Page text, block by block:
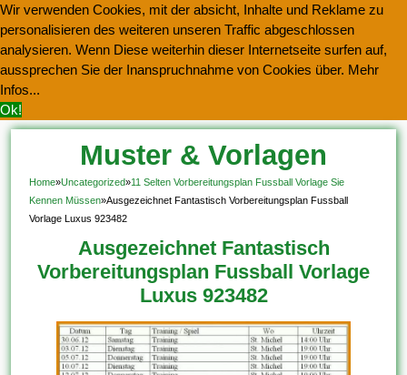
Wir verwenden Cookies, mit der absicht, Inhalte und Reklame zu
personalisieren des weiteren unseren Traffic abgeschlossen
analysieren. Wenn Diese weiterhin dieser Internetseite surfen auf,
aussprechen Sie der Inanspruchnahme von Cookies über. Mehr
Infos...
Ok!
Muster & Vorlagen
Kostenlos Herunterladen
Home»Uncategorized»11 Selten Vorbereitungsplan Fussball Vorlage Sie
Kennen Müssen»Ausgezeichnet Fantastisch Vorbereitungsplan Fussball
Vorlage Luxus 923482
Ausgezeichnet Fantastisch
Vorbereitungsplan Fussball Vorlage
Luxus 923482